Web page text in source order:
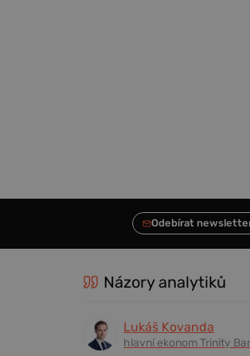
Názory analytiků
Lukáš Kovanda
hlavní ekonom Trinity